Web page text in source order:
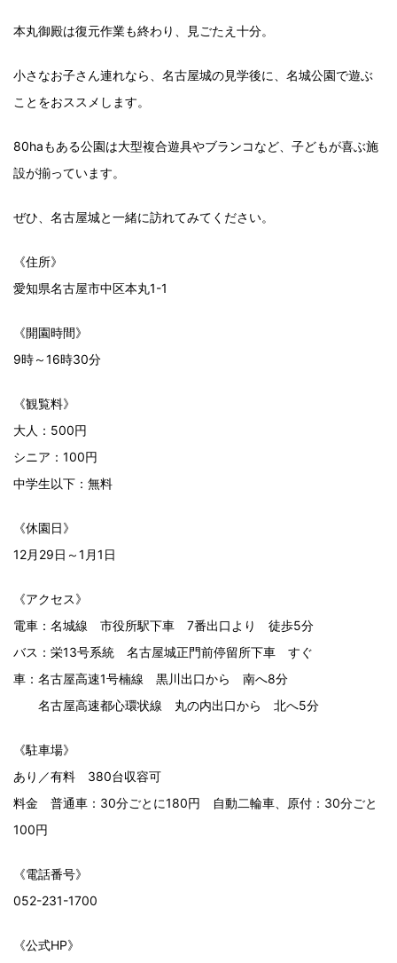
本丸御殿は復元作業も終わり、見ごたえ十分。
小さなお子さん連れなら、名古屋城の見学後に、名城公園で遊ぶ
ことをおススメします。
80haもある公園は大型複合遊具やブランコなど、子どもが喜ぶ施
設が揃っています。
ぜひ、名古屋城と一緒に訪れてみてください。
《住所》
愛知県名古屋市中区本丸1-1
《開園時間》
9時～16時30分
《観覧料》
大人：500円
シニア：100円
中学生以下：無料
《休園日》
12月29日～1月1日
《アクセス》
電車：名城線 市役所駅下車 7番出口より 徒歩5分
バス：栄13号系統 名古屋城正門前停留所下車 すぐ
車：名古屋高速1号楠線 黒川出口から 南へ8分
名古屋高速都心環状線 丸の内出口から 北へ5分
《駐車場》
あり／有料 380台収容可
料金 普通車：30分ごとに180円 自動二輪車、原付：30分ごと
100円
《電話番号》
052-231-1700
《公式HP》